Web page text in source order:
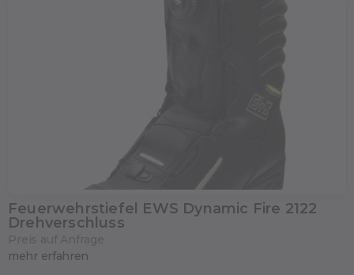
Feuerwehrstiefel EWS Dynamic Fire 2122
Drehverschluss
mehr erfahren